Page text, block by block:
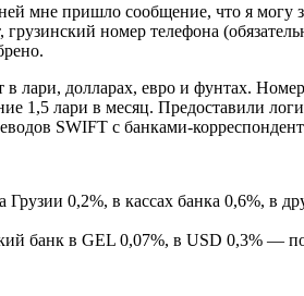
мне пришло сообщение, что я
номер телефона
лари, долларах, евро и фунтах.
1,5 лари в месяц. Предоставили
SWIFT с банками-
Грузии 0,2%, в кассах банка 0,6%, в
банк в GEL 0,07%, в USD 0,3% —